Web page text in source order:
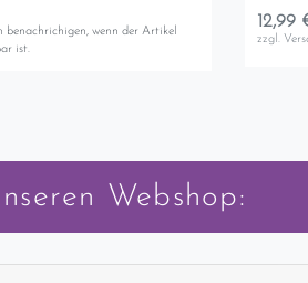
benachrichigen, wenn der Artikel
ist.
12,99
zzgl.
Webshop: